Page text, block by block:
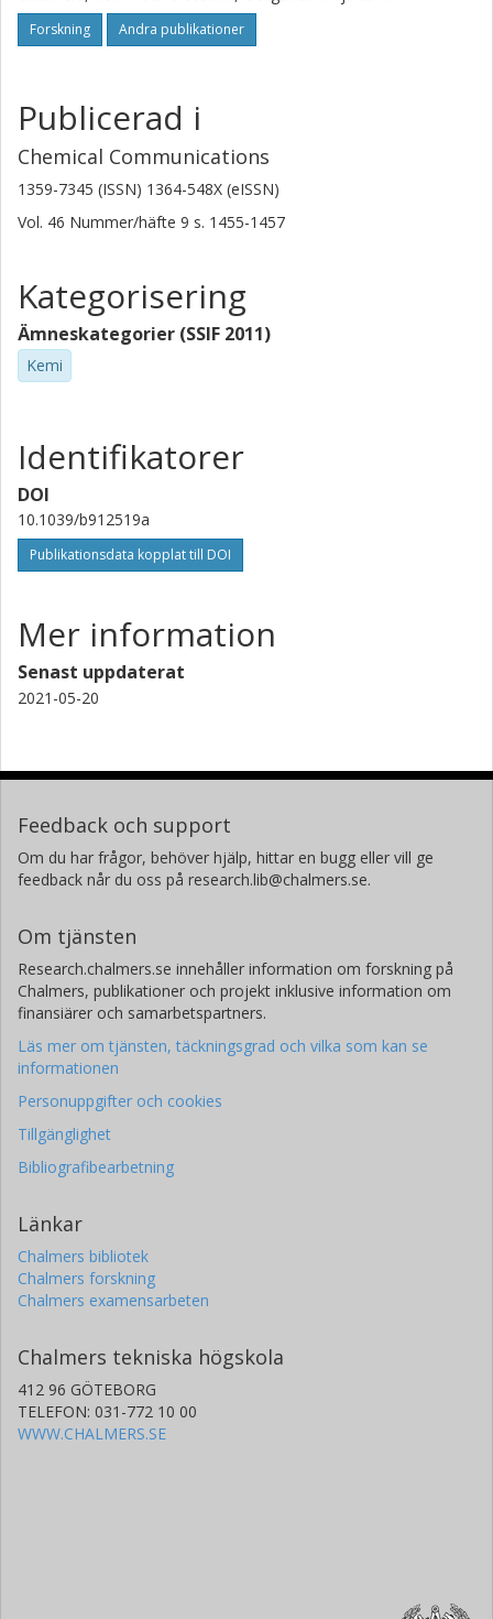
Forskning Andra publikationer
Publicerad i
Chemical Communications
1359-7345 (ISSN) 1364-548X (eISSN)
Vol. 46 Nummer/häfte 9 s. 1455-1457
Kategorisering
Ämneskategorier (SSIF 2011)
Kemi
Identifikatorer
DOI
10.1039/b912519a
Publikationsdata kopplat till DOI
Mer information
Senast uppdaterat
2021-05-20
Feedback och support
Om du har frågor, behöver hjälp, hittar en bugg eller vill ge
feedback når du oss på research.lib@chalmers.se.
Om tjänsten
Research.chalmers.se innehåller information om forskning på
Chalmers, publikationer och projekt inklusive information om
finansiärer och samarbetspartners.
Läs mer om tjänsten, täckningsgrad och vilka som kan se
informationen
Personuppgifter och cookies
Tillgänglighet
Bibliografibearbetning
Länkar
Chalmers bibliotek
Chalmers forskning
Chalmers examensarbeten
Chalmers tekniska högskola
412 96 GÖTEBORG
TELEFON: 031-772 10 00
WWW.CHALMERS.SE